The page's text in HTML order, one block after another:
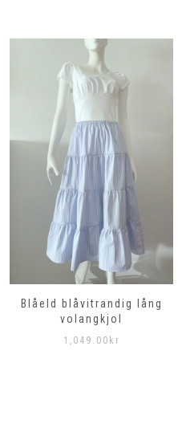
Blåeld blåvitrandig lång
volangkjol
1,049.00 kr